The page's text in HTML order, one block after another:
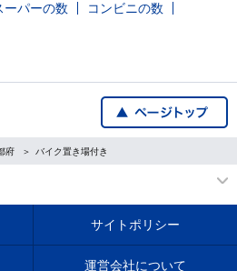
ーパーの数
コンビニの数
府 バイク置き場付き
サイトポリシー
運営会社について